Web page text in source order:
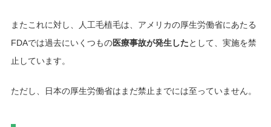
またこれに対し、人工毛植毛は、アメリカの厚生労働省にあたる
FDAでは過去にいくつもの医療事故が発生したとして、実施を禁
止しています。
ただし、日本の厚生労働省はまだ禁止までには至っていません。